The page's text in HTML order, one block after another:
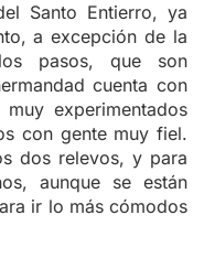
Santo Entierro, ya
a excepción de la
pasos, que son
cuenta con
experimentados
con gente muy fiel.
dos relevos, y para
aunque se están
ir lo más cómodos